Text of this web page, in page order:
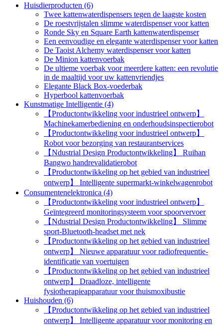
Huisdierproducten (6)
Twee kattenwaterdispensers tegen de laagste kosten
De roestvrijstalen slimme waterdispenser voor katten
Ronde Sky en Square Earth kattenwaterdispenser
Een eenvoudige en elegante waterdispenser voor katten
De Taoist Alchemy waterdispenser voor katten
De Minion kattenvoerbak
De ultieme voerbak voor meerdere katten: een revolutie
in de maaltijd voor uw kattenvriendjes
Elegante Black Box-voederbak
Hyperbool kattenvoerbak
Kunstmatige Intelligentie (4)
【Productontwikkeling voor industrieel ontwerp】
Machinekamerbediening en onderhoudsinspectierobot
【Productontwikkeling voor industrieel ontwerp】
Robot voor bezorging van restaurantservices
【Ndustrial Design Productontwikkeling】 Ruihan
Bangwo handrevalidatierobot
【Productontwikkeling op het gebied van industrieel
ontwerp】 Intelligente supermarkt-winkelwagenrobot
Consumentenelektronica (4)
【Productontwikkeling voor industrieel ontwerp】
Geïntegreerd monitoringsysteem voor spoorvervoer
【Ndustrial Design Productontwikkeling】 Slimme
sport-Bluetooth-headset met nek
【Productontwikkeling op het gebied van industrieel
ontwerp】 Nieuwe apparatuur voor radiofrequentie-
identificatie van voertuigen
【Productontwikkeling op het gebied van industrieel
ontwerp】 Draadloze, intelligente
fysiotherapieapparatuur voor thuismoxibustie
Huishouden (6)
【Productontwikkeling op het gebied van industrieel
ontwerp】 Intelligente apparatuur voor monitoring en